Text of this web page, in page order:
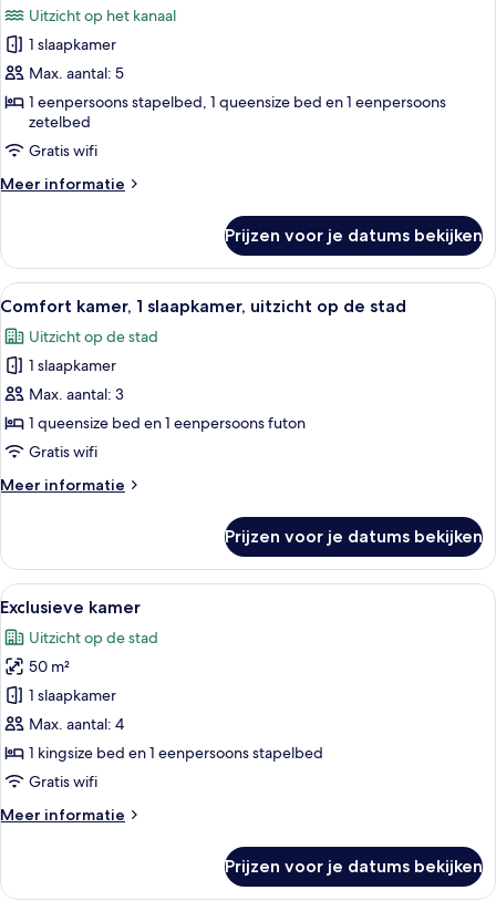
voor
Familiekamer,
Meerdere
bedden,
uitzicht
op
het
Uitzicht op het kanaal
1 slaapkamer
Max. aantal: 5
1 eenpersoons stapelbed, 1 queensize bed en 1 eenpersoons
zetelbed
Gratis wifi
Meer informatie
Meer
Meerdere
bedden,
uitzicht
het
water
Prijzen voor je datums bekijken
Alle
foto's
voor
Comfort
kamer,
1
slaapkamer,
op
laden
Een bed met een groen
9
Comfort kamer, 1 slaapkamer, uitzicht op de stad
Uitzicht op de stad
1 slaapkamer
Max. aantal: 3
1 queensize bed en 1 eenpersoons futon
Gratis wifi
Meer informatie
Meer
kamer,
slaapkamer,
op
de
stad
Prijzen voor je datums bekijken
Alle
foto's
voor
Exclusieve
kamer
laden
Een kamer met stapelbedden, een
20
Exclusieve kamer
Uitzicht op de stad
50 m²
1 slaapkamer
Max. aantal: 4
1 kingsize bed en 1 eenpersoons stapelbed
Gratis wifi
Meer informatie
Meer
kamer
Prijzen voor je datums bekijken